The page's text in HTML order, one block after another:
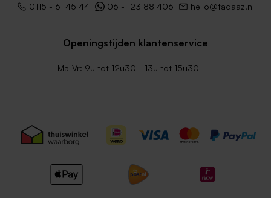
0115 - 61 45 44 06 - 123 88 406 hello@tadaaz.nl
Openingstijden klantenservice
Ma-Vr: 9u tot 12u30 - 13u tot 15u30